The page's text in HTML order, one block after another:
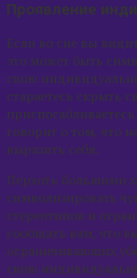
Проявление
Если во сне вы
это может быть
свою
стараетесь скрыть
говорит о том, что
выразить себя.
Перхоть большими
символизировать
стереотипов и
сообщать вам, что
ограничивающих
свою